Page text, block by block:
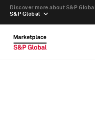
S&P Global
Discover more about S&P